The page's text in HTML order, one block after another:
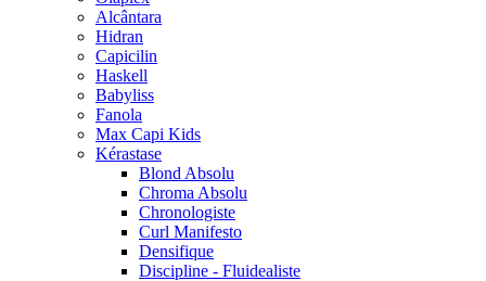
Alcântara
Hidran
Capicilin
Haskell
Babyliss
Fanola
Max Capi Kids
Kérastase
Blond Absolu
Chroma Absolu
Chronologiste
Curl Manifesto
Densifique
Discipline - Fluidealiste